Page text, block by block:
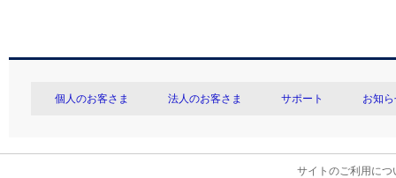
個人のお客さま 法人のお客さま サポート お知
サイトのご利用につ